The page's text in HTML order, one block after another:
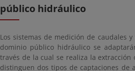
público hidráulico
Los sistemas de medición de caudales
dominio público hidráulico se
través de la cual se realiza la extracción
distinguen dos tipos de captaciones de